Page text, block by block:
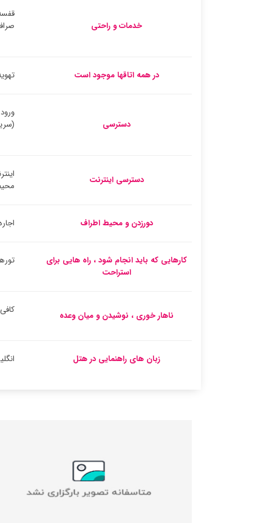
خدمات و راحتی
در همه اتاقها موجود است
دسترسی
دسترسی اینترنت
دورزدن و محیط اطراف
کارهایی که باید انجام شود ، راه هایی برای
استراحت
ناهار خوری ، نوشیدن و میان وعده
زبان های راهنمایی در هتل